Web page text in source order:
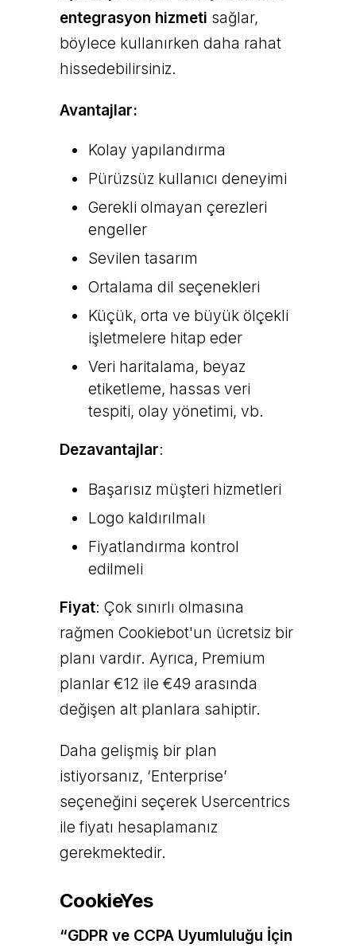
entegrasyon hizmeti sağlar,
böylece kullanırken daha rahat
hissedebilirsiniz.
Avantajlar:
Kolay yapılandırma
Pürüzsüz kullanıcı deneyimi
Gerekli olmayan çerezleri
engeller
Sevilen tasarım
Ortalama dil seçenekleri
Küçük, orta ve büyük ölçekli
işletmelere hitap eder
Veri haritalama, beyaz
etiketleme, hassas veri
tespiti, olay yönetimi, vb.
Dezavantajlar:
Başarısız müşteri hizmetleri
Logo kaldırılmalı
Fiyatlandırma kontrol
edilmeli
Fiyat: Çok sınırlı olmasına
rağmen Cookiebot'un ücretsiz bir
planı vardır. Ayrıca, Premium
planlar €12 ile €49 arasında
değişen alt planlara sahiptir.
Daha gelişmiş bir plan
istiyorsanız, ‘Enterprise’
seçeneğini seçerek Usercentrics
ile fiyatı hesaplamanız
gerekmektedir.
CookieYes
“GDPR ve CCPA Uyumluluğu İçin